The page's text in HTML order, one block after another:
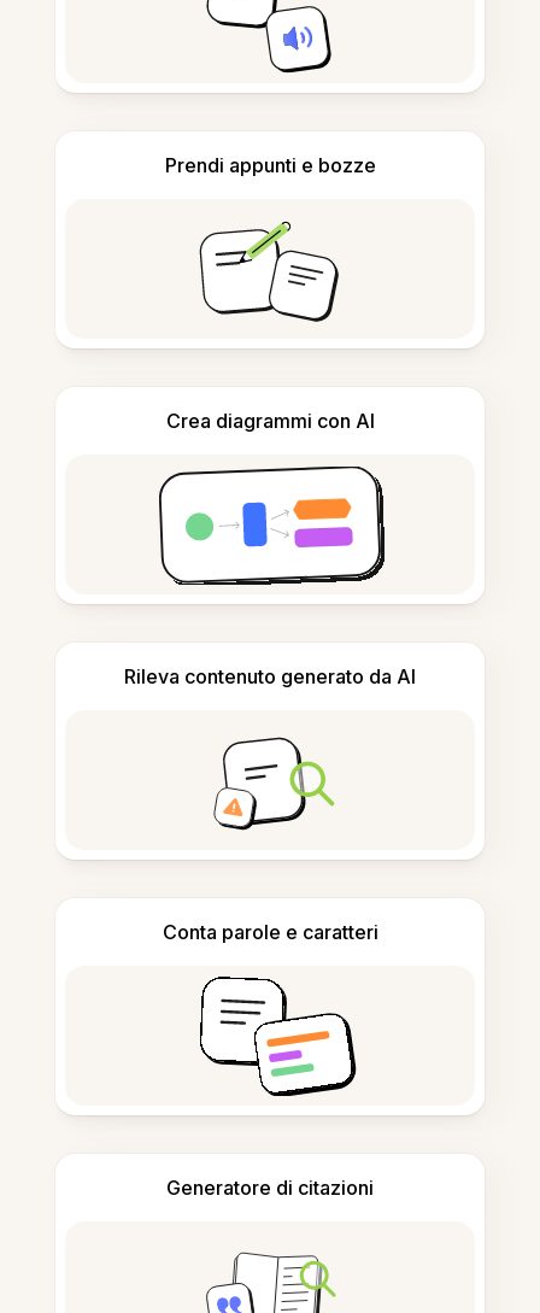
Prendi appunti e bozze
Crea diagrammi con AI
Rileva contenuto generato da AI
Conta parole e caratteri
Generatore di citazioni